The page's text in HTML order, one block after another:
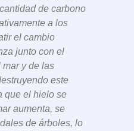
de carbono
a los
el cambio
junto con el
y de las
este
que el hielo se
aumenta, se
de árboles, lo